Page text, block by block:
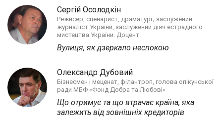
Сергій Осолодкін
Режисер, сценарист, драматург; заслужений
журналіст України, заслужений діяч естрадного
мистецтва України. Доцент.
Вулиця, як дзеркало неспокою
Олександр Дубовий
Бізнесмен і меценат, філантроп, голова опікунської
ради МБФ «Фонд Добра та Любові»
Що отримує та що втрачає країна, яка
залежить від зовнішніх кредиторів